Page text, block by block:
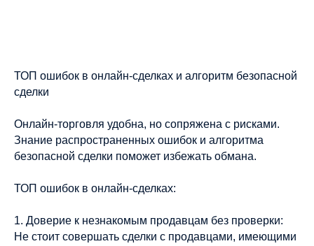
ТОП ошибок в онлайн-сделках и алгоритм безопасной
сделки
Онлайн-торговля удобна, но сопряжена с рисками.
Знание распространенных ошибок и алгоритма
безопасной сделки поможет избежать обмана.
ТОП ошибок в онлайн-сделках:
1. Доверие к незнакомым продавцам без проверки:
Не стоит совершать сделки с продавцами, имеющими